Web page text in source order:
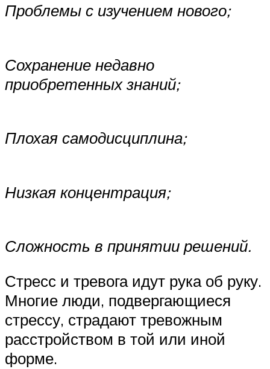
Проблемы с изучением нового;
Сохранение недавно
приобретенных знаний;
Плохая самодисциплина;
Низкая концентрация;
Сложность в принятии решений.
Стресс и тревога идут рука об руку.
Многие люди, подвергающиеся
стрессу, страдают тревожным
расстройством в той или иной
форме.